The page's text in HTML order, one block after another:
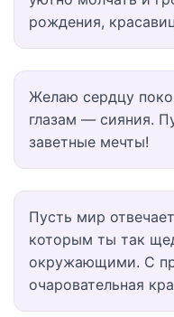
рождения,
Желаю сердцу
глазам — сияния.
заветные мечты!
Пусть мир
которым ты так
окружающими. С
очаровательная